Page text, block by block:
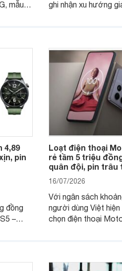
mẫu
ghi nhận xu hướng
4,89
pin
đồng
–
Loạt điện thoại
rẻ tầm 5 triệu
quân đội, pin trâu
16/07/2026
Với ngân sách
người dùng Việt
chọn điện thoại